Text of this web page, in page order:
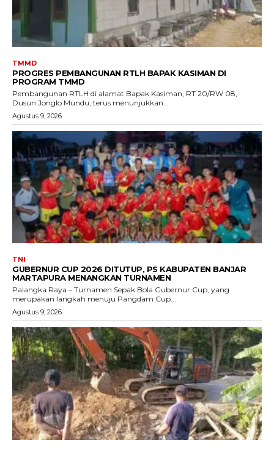
TMMD
PROGRES PEMBANGUNAN RTLH BAPAK KASIMAN DI
PROGRAM TMMD
Pembangunan RTLH di alamat Bapak Kasiman, RT 20/RW 08,
Dusun Jonglo Mundu, terus menunjukkan...
Agustus 9, 2026
TNI
GUBERNUR CUP 2026 DITUTUP, PS KABUPATEN BANJAR
MARTAPURA MENANGKAN TURNAMEN
Palangka Raya – Turnamen Sepak Bola Gubernur Cup, yang
merupakan langkah menuju Pangdam Cup...
Agustus 9, 2026